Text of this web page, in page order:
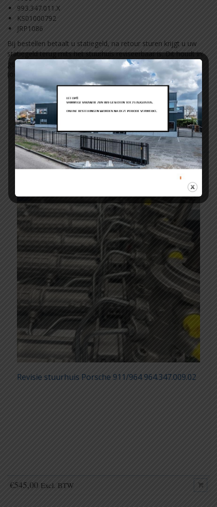
993.347.011.X
KS01000792
JRP1086
Bij bestellen betaalt u statiegeld, na retour sturen krijgt u uw
statiegeld terug mits het stuurhuis reviseerbaar is. Dit houdt in:
geen kromme behuizing, geen kromme tandheugel en geen
(overmatige) roest/waterschade op de tandheugel.
Related Products
Revisie stuurhuis Porsche 911/964 964.347.009.02
€545,00 Excl. BTW